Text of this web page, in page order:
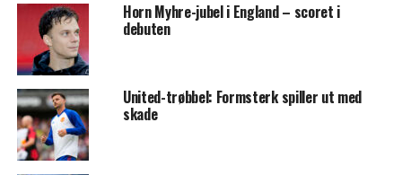
Horn Myhre-jubel i England – scoret i
debuten
United-trøbbel: Formsterk spiller ut med
skade